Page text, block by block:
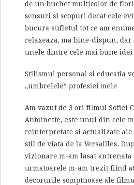
de un buchet multicolor de
sensuri si scopuri decat cele
bucura sufletul tot ce am
relaxeaza, ma bine-dispun, dar
unele dintre cele mai bune
Stilismul personal si educatia
„umbrelele” profesiei mele
Am vazut de 3 ori filmul Sofiei
Antoinette, este unul din cele
reinterpretate si actualizate
stil de viata de la Versailles.
vizionare m-am lasat antrenata
urmatoarele m-am trezit fiind
decorurile somptuoase ale